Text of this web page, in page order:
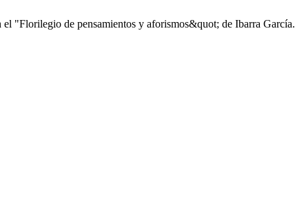
"Florilegio de pensamientos y aforismos&quot; de Ibarra García.